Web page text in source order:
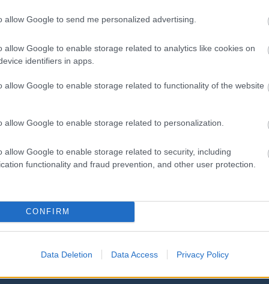
allow Google to send me personalized advertising.
allow Google to enable storage related to analytics like cookies on
identifiers in apps.
allow Google to enable storage related to functionality of the website
allow Google to enable storage related to personalization.
allow Google to enable storage related to security, including
functionality and fraud prevention, and other user protection.
CONFIRM
Data Deletion Data Access Privacy Policy
och idrottarnas läkare, och ska godkännas av
de får starta i tävlingar. Blanketten
frågor om kost och tankar kring vikt och
hälsointyg kan inte tävla internationellt för
tävla utan ett starkt avrådande tecken på det för
om de vill tävla regionalt eller nationellt.
från och med säsongen 2015/2016.